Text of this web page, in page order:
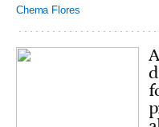
Chema Flores